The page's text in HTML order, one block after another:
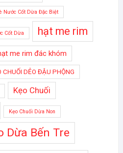
Nước Cốt Dừa Đặc Biệt
Cốt Dừa hạt me rim
me rim đác khóm
CHUỐI DẺO ĐẬU PHỘNG
Kẹo Chuối
Kẹo Chuối Dừa Non
Dừa Bến Tre